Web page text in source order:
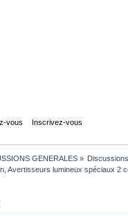
vous Inscrivez-vous
GENERALES»
Avertisseurs lumineux spéciaux 2